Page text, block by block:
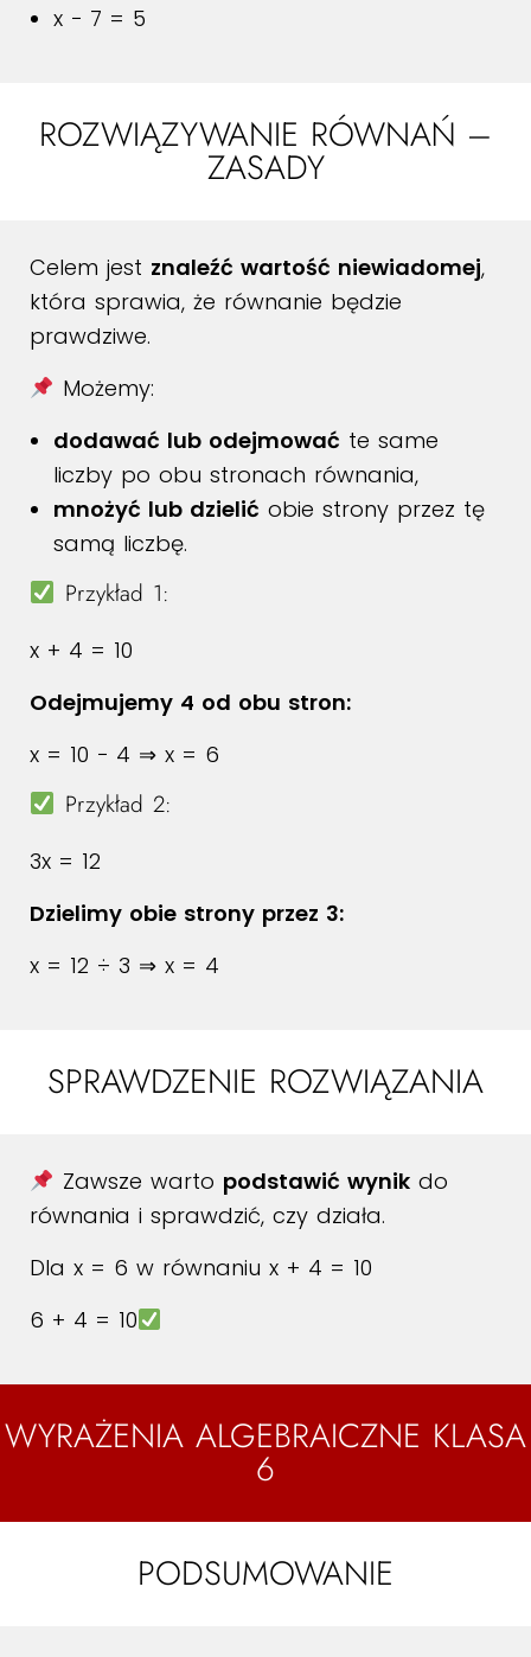
x − 7 = 5
ROZWIĄZYWANIE RÓWNAŃ –
ZASADY
Celem jest znaleźć wartość niewiadomej,
która sprawia, że równanie będzie
prawdziwe.
Możemy:
dodawać lub odejmować te same
liczby po obu stronach równania,
mnożyć lub dzielić obie strony przez tę
samą liczbę.
Przykład 1:
x + 4 = 10
Odejmujemy 4 od obu stron:
x = 10 − 4 ⇒ x = 6
Przykład 2:
3x = 12
Dzielimy obie strony przez 3:
x = 12 ÷ 3 ⇒ x = 4
SPRAWDZENIE ROZWIĄZANIA
Zawsze warto podstawić wynikdo
równania i sprawdzić, czy działa.
Dla x = 6 w równaniu x + 4 = 10
6 + 4 = 10
WYRAŻENIA ALGEBRAICZNE KLASA
6
PODSUMOWANIE